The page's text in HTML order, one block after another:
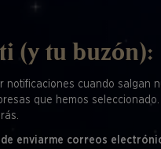
(y tu buzón):
notificaciones cuando salgan
que hemos
enviarme correos